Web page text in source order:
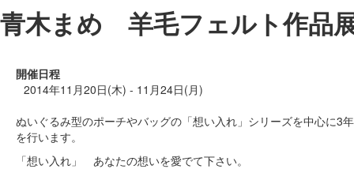
青木まめ 羊毛フェルト作品
開催日程
2014年11月20日(木) - 11月24日(月)
ぬいぐるみ型のポーチやバッグの「想い入れ」シリーズを中心に3
を行います。
「想い入れ」 あなたの想いを愛でて下さい。